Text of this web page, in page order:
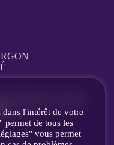
l'intérêt de votre
permet de tous les
vous permet